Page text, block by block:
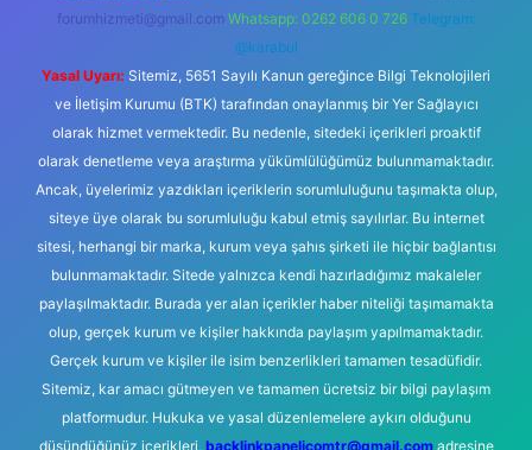
forumhizmeti@gmail.com Whatsapp: 0262 606 0 726 Telegram:
@karabul
Yasal Uyarı: Sitemiz, 5651 Sayılı Kanun gereğince Bilgi Teknolojileri
ve İletişim Kurumu (BTK) tarafından onaylanmış bir Yer Sağlayıcı
olarak hizmet vermektedir. Bu nedenle, sitedeki içerikleri proaktif
olarak denetleme veya araştırma yükümlülüğümüz bulunmamaktadır.
Ancak, üyelerimiz yazdıkları içeriklerin sorumluluğunu taşımakta olup,
siteye üye olarak bu sorumluluğu kabul etmiş sayılırlar. Bu internet
sitesi, herhangi bir marka, kurum veya şahıs şirketi ile hiçbir bağlantısı
bulunmamaktadır. Sitede yalnızca kendi hazırladığımız makaleler
paylaşılmaktadır. Burada yer alan içerikler haber niteliği taşımamakta
olup, gerçek kurum ve kişiler hakkında paylaşım yapılmamaktadır.
Gerçek kurum ve kişiler ile isim benzerlikleri tamamen tesadüfidir.
Sitemiz, kar amacı gütmeyen ve tamamen ücretsiz bir bilgi paylaşım
platformudur. Hukuka ve yasal düzenlemelere aykırı olduğunu
düşündüğünüz içerikleri, backlinkpanelicomtr@gmail.comadresine